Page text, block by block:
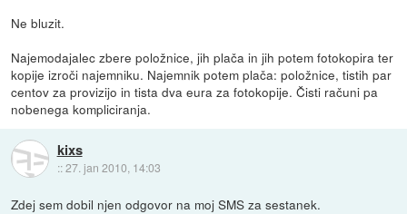
Ne bluzit.
Najemodajalec zbere položnice, jih plača in jih potem fotokopira ter
kopije izroči najemniku. Najemnik potem plača: položnice, tistih par
centov za provizijo in tista dva eura za fotokopije. Čisti računi pa
nobenega kompliciranja.
kixs
::27. jan 2010, 14:03
Zdej sem dobil njen odgovor na moj SMS za sestanek.